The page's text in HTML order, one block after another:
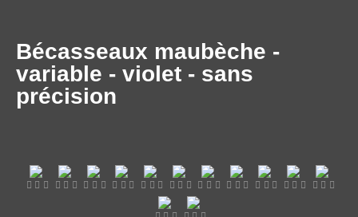
Bécasseaux maubèche -
variable - violet - sans
précision